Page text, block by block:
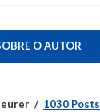
O AUTOR
1030 Posts